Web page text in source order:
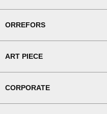
ORREFORS
ART PIECE
CORPORATE